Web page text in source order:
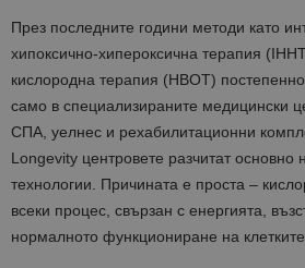
През последните години методи като
хипоксично-хипероксична терапия
кислородна терапия (HBOT)
само в специализираните медицински
СПА, уелнес и рехабилитационни
Longevity центровете разчитат основно
технологии. Причината е проста –
всеки процес, свързан с енергията,
нормалното функциониране на клетките.